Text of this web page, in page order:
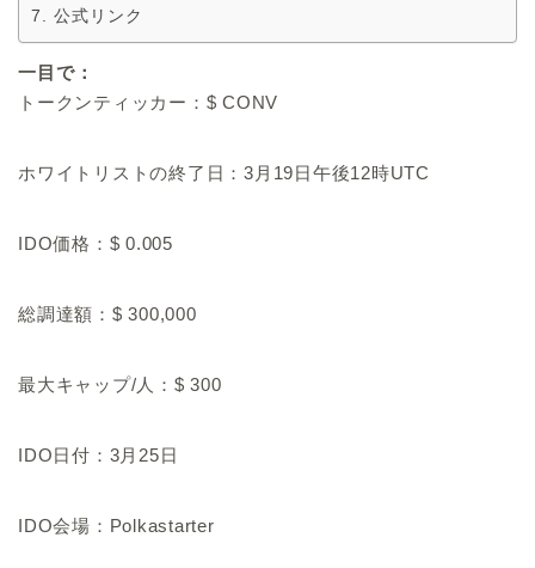
公式リンク
一目で：
トークンティッカー：$ CONV
ホワイトリストの終了日：3月19日午後12時UTC
IDO価格：$ 0.005
総調達額：$ 300,000
最大キャップ/人：$ 300
IDO日付：3月25日
IDO会場：Polkastarter